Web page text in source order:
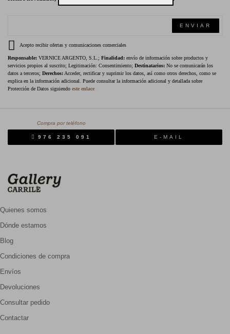
ENVIAR
Acepto recibir ofertas y comunicaciones comerciales
Responsable: VERNICE ARGENTO, S.L.; Finalidad: envío de información sobre productos y
servicios propios al suscrito; Legitimación: Consentimiento; Destinatarios: No se comunicarán los
datos a terceros; Derechos: Acceder, rectificar y suprimir los datos, así como otros derechos, como se
explica en la información adicional. Puede consultar la información adicional y detallada sobre
Protección de Datos siguiendo este enlace
Compra por teléfono
976 235 091 E-MAIL
Quienes somos
Dónde estamos
Blog
Condiciones de compra
Envíos
Devoluciones
Consultar pedido
Contactar